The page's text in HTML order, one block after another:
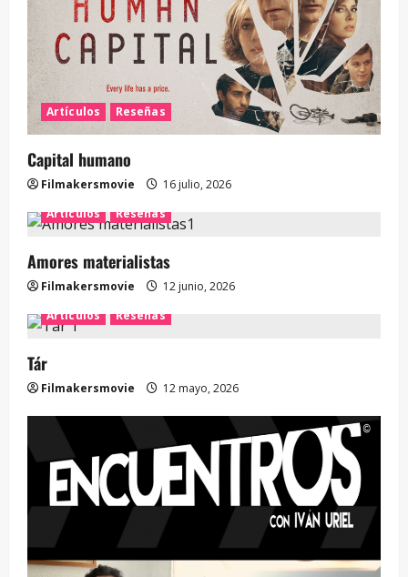
Artículos Reseñas
Capital humano
Filmakersmovie
16 julio, 2026
Artículos
Reseñas
Amores materialistas
Filmakersmovie
12 junio, 2026
Artículos
Reseñas
Tár
Filmakersmovie 12 mayo, 2026